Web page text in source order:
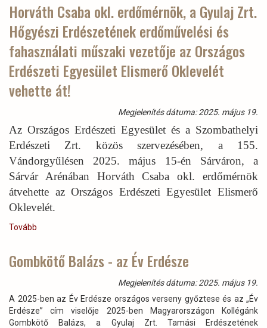
idényben
keletkezett
töltényhüvelyeket
összegyűjtötte
hasznosította
a
Gyulaj
Vadászati
Zrt.,
nemes
célok
megvalósulásához!)
Horváth Csaba okl. erdőmérnök, a Gyulaj Zrt.
Hőgyészi Erdészetének erdőművelési és
fahasználati műszaki vezetője az Országos
Erdészeti Egyesület Elismerő Oklevelét
vehette át!
Megjelenítés dátuma: 2025. május 19.
Az Országos Erdészeti Egyesület és a Szombathelyi
Erdészeti Zrt. közös szervezésében, a 155.
Vándorgyűlésen 2025. május 15-én Sárváron, a
Sárvár Arénában Horváth Csaba okl. erdőmérnök
átvehette az Országos Erdészeti Egyesület Elismerő
Oklevelét.
Tovább
erdőmérnök,
Zrt.
Hőgyészi
Erdészetének
Gombkötő Balázs - az Év Erdésze
Megjelenítés dátuma: 2025. május 19.
A 2025-ben az Év Erdésze országos verseny győztese és az „Év
Erdésze” cím viselője 2025-ben Magyarországon Kollégánk
Gombkötő Balázs, a Gyulaj Zrt. Tamási Erdészetének